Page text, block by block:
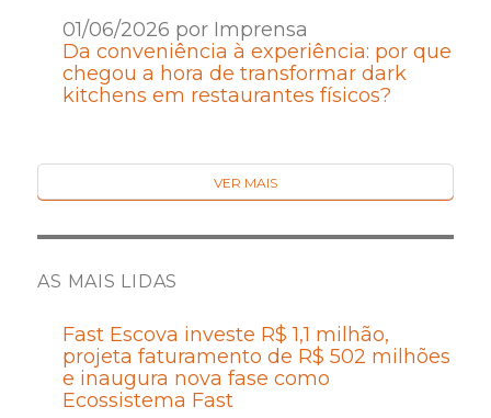
01/06/2026 por Imprensa
Da conveniência à experiência: por que
chegou a hora de transformar dark
kitchens em restaurantes físicos?
VER MAIS
AS MAIS LIDAS
Fast Escova investe R$ 1,1 milhão,
projeta faturamento de R$ 502 milhões
e inaugura nova fase como
Ecossistema Fast